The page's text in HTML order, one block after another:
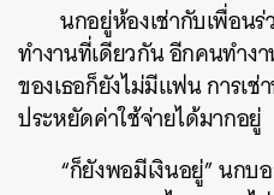
นกอยู่ห้องเช่ากับเพื่อน
ทำงานที่เดียวกัน อีกคนทำง
ของเธอก็ยังไม่มีแฟน การเ
ประหยัดค่าใช้จ่ายได้มากอยู่
“ก็ยังพอมีเงินอยู่” นกบ